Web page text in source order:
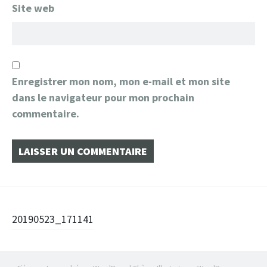
Site web
Enregistrer mon nom, mon e-mail et mon site
dans le navigateur pour mon prochain
commentaire.
Navigation
20190523_171141